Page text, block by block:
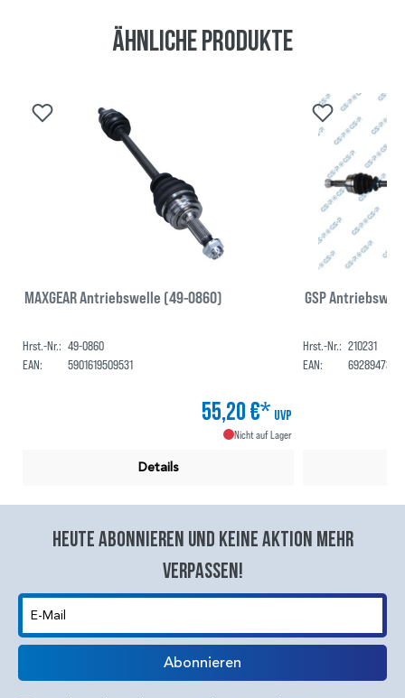
Ähnliche Produkte
MAXGEAR Antriebswelle (49-0860)
Hrst.-Nr.: 49-0860
EAN:
5901619509531
55,20 €* UVP
Nicht auf Lager
Details
GSP
Hrst.-Nr.: 210231
EAN:
Heute abonnieren und keine aktion mehr
verpassen!
E-Mail
Abonnieren